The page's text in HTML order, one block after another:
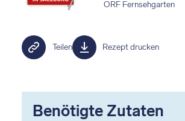
ORF Fernsehgarten
Teilen Rezept drucken
Benötigte Zutaten